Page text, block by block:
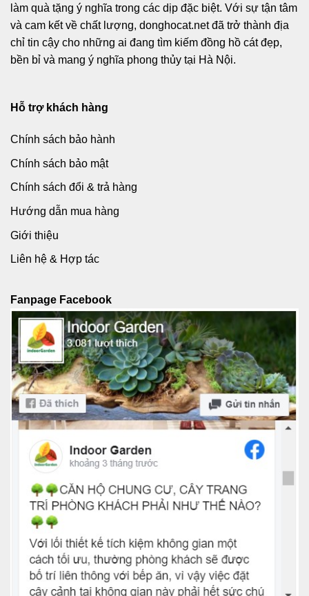
làm quà tặng ý nghĩa trong các dịp đặc biệt. Với sự tận tâm
và cam kết về chất lượng, donghocat.net đã trở thành địa
chỉ tin cậy cho những ai đang tìm kiếm đồng hồ cát đẹp,
bền bỉ và mang ý nghĩa phong thủy tại Hà Nội.
Hỗ trợ khách hàng
Chính sách bảo hành
Chính sách bảo mật
Chính sách đổi & trả hàng
Hướng dẫn mua hàng
Giới thiệu
Liên hệ & Hợp tác
Fanpage Facebook